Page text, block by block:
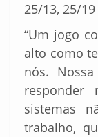
25/13, 25/
“Um jogo
alto como
nós.
responder
sistemas
trabalho,